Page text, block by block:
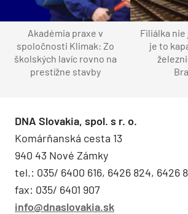
Akadémia praxe v
spoločnosti Klimak: Zo
školských lavíc rovno na
prestížne stavby
Filiálka nie
je to
DNA Slovakia, spol. s r. o.
Komárňanská cesta 13
940 43 Nové Zámky
tel.: 035/ 6400 616, 6426 824, 6426
fax: 035/ 6401 907
info@dnaslovakia.sk